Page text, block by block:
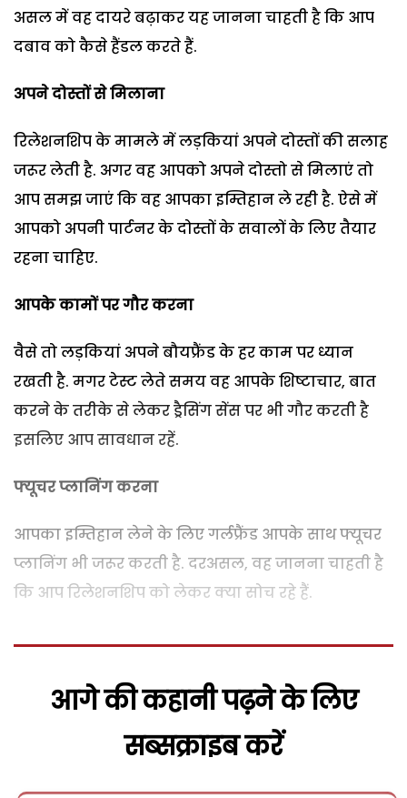
असल में वह दायरे बढ़ाकर यह जानना चाहती है कि आप
दबाव को कैसे हैंडल करते हैं.
अपने दोस्तों से मिलाना
रिलेशनशिप के मामले में लड़कियां अपने दोस्तों की सलाह
जरूर लेती है. अगर वह आपको अपने दोस्तो से मिलाएं तो
आप समझ जाएं कि वह आपका इम्तिहान ले रही है. ऐसे में
आपको अपनी पार्टनर के दोस्तों के सवालों के लिए तैयार
रहना चाहिए.
आपके कामों पर गौर करना
वैसे तो लड़कियां अपने बौयफ्रैंड के हर काम पर ध्यान
रखती है. मगर टेस्ट लेते समय वह आपके शिष्टाचार, बात
करने के तरीके से लेकर ड्रैसिंग सेंस पर भी गौर करती है
इसलिए आप सावधान रहें.
फ्यूचर प्लानिंग करना
आपका इम्तिहान लेने के लिए गर्लफ्रैंड आपके साथ फ्यूचर
प्लानिंग भी जरूर करती है. दरअसल, वह जानना चाहती है
कि आप रिलेशनशिप को लेकर क्या सोच रहे हैं.
आगे की कहानी पढ़ने के लिए
सब्सक्राइब करें